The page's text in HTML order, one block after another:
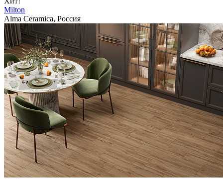
Milton
Alma Ceramica, Россия